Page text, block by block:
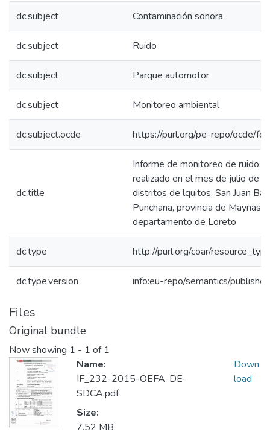
dc.subject Contaminación sonora
dc.subject Ruido
dc.subject Parque automotor
dc.subject Monitoreo ambiental
dc.subject.ocde https://purl.org/pe-repo/ocde/
dc.title
Informe de monitoreo de ruido
realizado en el mes de julio de
distritos de lquitos, San Juan
Punchana, provincia de Maynas,
departamento de Loreto
dc.type http://purl.org/coar/
dc.type.version info:eu-repo/semantics/
Files
Original bundle
Now showing 1 - 1 of 1
Name:
IF_232-2015-OEFA-DE-
SDCA.pdf
Size:
7.52 MB
Down
load